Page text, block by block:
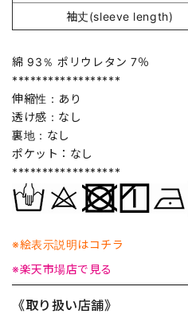
袖丈(sleeve length)
綿 93％ ポリウレタン 7％
******************
伸縮性：あり
透け感：なし
裏地：なし
ポケット：なし
******************
※絵表示説明はコチラ
※楽天市場店で見る
《取り扱い店舗》